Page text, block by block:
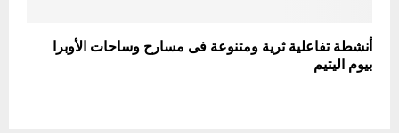
أنشطة تفاعلية ثرية ومتنوعة فى مسارح وساحات الأوبرا
بيوم اليتيم